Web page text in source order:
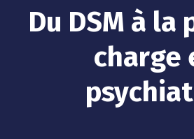
Du DSM à la
charge